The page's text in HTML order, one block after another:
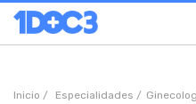
Inicio / Especialidades /